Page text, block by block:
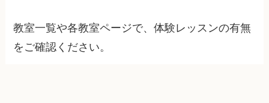
教室一覧や各教室ページで、体験レッスンの有無
をご確認ください。